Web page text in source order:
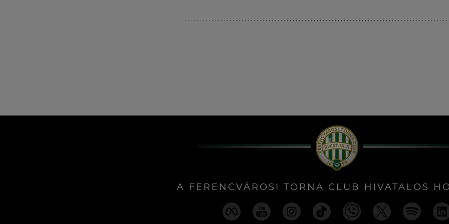
A FERENCVÁROSI TORNA CLUB HIVATALOS